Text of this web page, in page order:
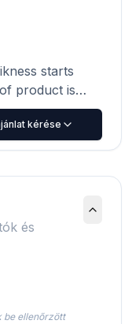
starts
product is
kérése
és
be ellenőrzött